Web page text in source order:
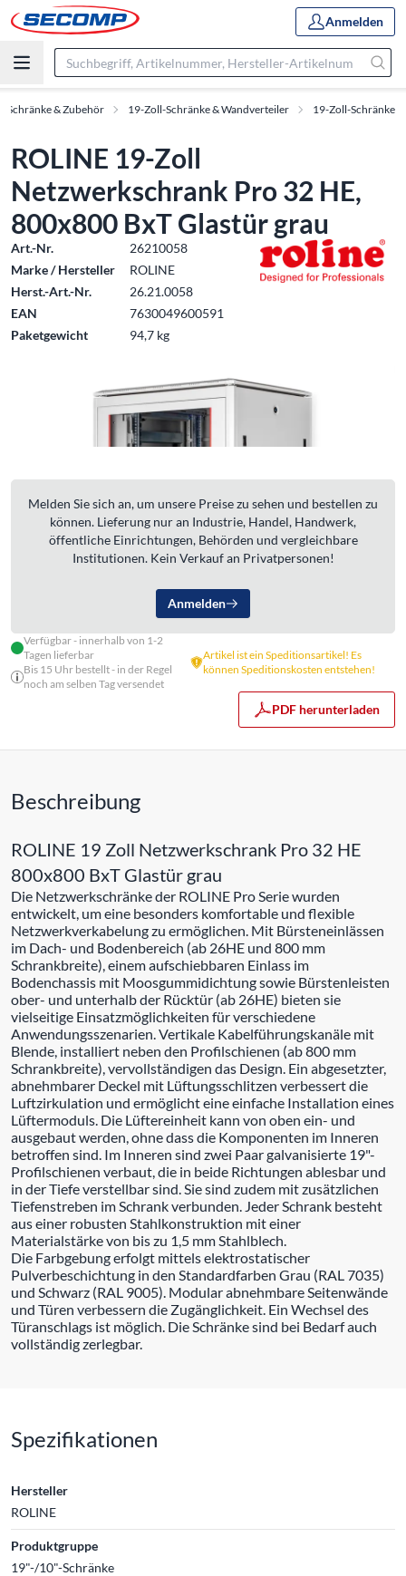
Anmelden
Schränke & Zubehör 19-Zoll-Schränke & Wandverteiler 19-Zoll-Schränke
ROLINE 19-Zoll
Netzwerkschrank Pro 32 HE,
800x800 BxT Glastür grau
Art.-Nr.
26210058
Marke / Hersteller
ROLINE
Herst.-Art.-Nr.
26.21.0058
EAN
7630049600591
Paketgewicht
94,7 kg
Melden Sie sich an, um unsere Preise zu sehen und bestellen zu
können. Lieferung nur an Industrie, Handel, Handwerk,
öffentliche Einrichtungen, Behörden und vergleichbare
Institutionen. Kein Verkauf an Privatpersonen!
Anmelden
Verfügbar - innerhalb von 1-2
Tagen lieferbar
Bis 15 Uhr bestellt - in der Regel
noch am selben Tag versendet
Artikel ist ein Speditionsartikel! Es
können Speditionskosten entstehen!
PDF herunterladen
Beschreibung
ROLINE 19 Zoll Netzwerkschrank Pro 32 HE
800x800 BxT Glastür grau
Die Netzwerkschränke der ROLINE Pro Serie wurden
entwickelt, um eine besonders komfortable und flexible
Netzwerkverkabelung zu ermöglichen. Mit Bürsteneinlässen
im Dach- und Bodenbereich (ab 26HE und 800 mm
Schrankbreite), einem aufschiebbaren Einlass im
Bodenchassis mit Moosgummidichtung sowie Bürstenleisten
ober- und unterhalb der Rücktür (ab 26HE) bieten sie
vielseitige Einsatzmöglichkeiten für verschiedene
Anwendungsszenarien. Vertikale Kabelführungskanäle mit
Blende, installiert neben den Profilschienen (ab 800 mm
Schrankbreite), vervollständigen das Design. Ein abgesetzter,
abnehmbarer Deckel mit Lüftungsschlitzen verbessert die
Luftzirkulation und ermöglicht eine einfache Installation eines
Lüftermoduls. Die Lüftereinheit kann von oben ein- und
ausgebaut werden, ohne dass die Komponenten im Inneren
betroffen sind. Im Inneren sind zwei Paar galvanisierte 19"-
Profilschienen verbaut, die in beide Richtungen ablesbar und
in der Tiefe verstellbar sind. Sie sind zudem mit zusätzlichen
Tiefenstreben im Schrank verbunden. Jeder Schrank besteht
aus einer robusten Stahlkonstruktion mit einer
Materialstärke von bis zu 1,5 mm Stahlblech.
Die Farbgebung erfolgt mittels elektrostatischer
Pulverbeschichtung in den Standardfarben Grau (RAL 7035)
und Schwarz (RAL 9005). Modular abnehmbare Seitenwände
und Türen verbessern die Zugänglichkeit. Ein Wechsel des
Türanschlags ist möglich. Die Schränke sind bei Bedarf auch
vollständig zerlegbar.
Spezifikationen
Hersteller
ROLINE
Produktgruppe
19"-/10"-Schränke